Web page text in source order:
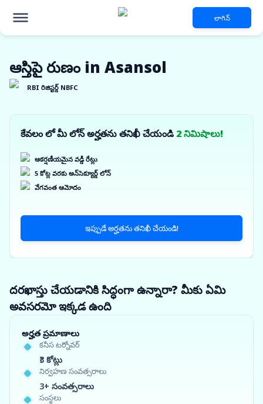
లాగిన్
ఆస్తిపై రుణం in Asansol
RBI రిజిస్టర్డ్ NBFC
కేవలం లో మీ లోన్ అర్హతను తనిఖీ చేయండి 2 నిమిషాలు!
ఆకర్షణీయమైన వడ్డీ రేట్లు
5 కోట్ల వరకు అన్‌సెక్యూర్డ్ లోన్
వేగవంత ఆమోదం
ఇప్పుడే అర్హతను తనిఖీ చేయండి!
దరఖాస్తు చేయడానికి సిద్ధంగా ఉన్నారా? మీకు ఏమి
అవసరమో ఇక్కడ ఉంది
అర్హత ప్రమాణాలు
కనీస టర్నోవర్
₹3 కోట్లు
నిర్వహణ సంవత్సరాలు
3+ సంవత్సరాలు
సంస్థలు